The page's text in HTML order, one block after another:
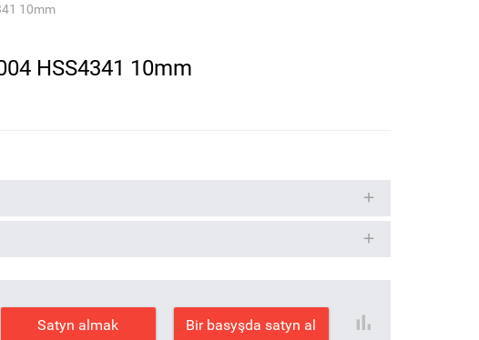
10mm
HSS4341 10mm
Satyn almak Bir basyşda satyn al